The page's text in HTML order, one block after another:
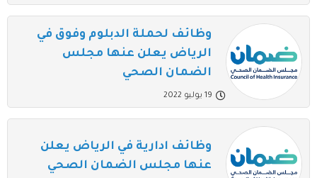
وظائف لحملة الدبلوم وفوق في
الرياض يعلن عنها مجلس
الضمان الصحي
19 يوليو 2022
وظائف ادارية في الرياض يعلن
عنها مجلس الضمان الصحي